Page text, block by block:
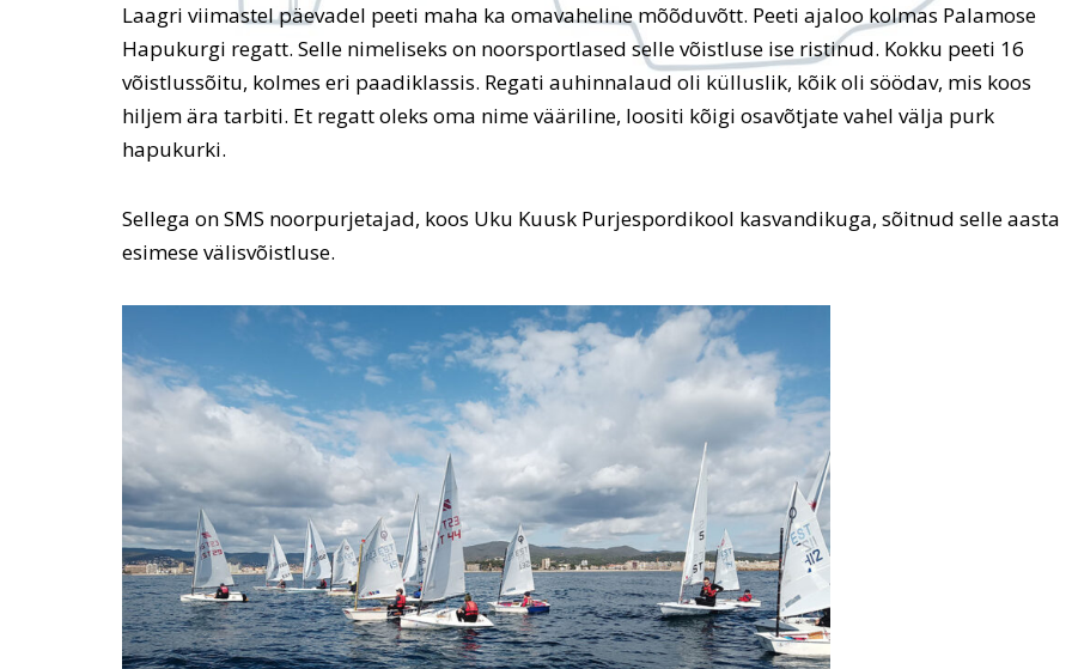
Laagri viimastel päevadel peeti maha ka omavaheline mõõduvõtt. Peeti ajaloo kolmas Palamose
Hapukurgi regatt. Selle nimeliseks on noorsportlased selle võistluse ise ristinud. Kokku peeti 16
võistlussõitu, kolmes eri paadiklassis. Regati auhinnalaud oli külluslik, kõik oli söödav, mis koos
hiljem ära tarbiti. Et regatt oleks oma nime vääriline, loositi kõigi osavõtjate vahel välja purk
hapukurki.
Sellega on SMS noorpurjetajad, koos Uku Kuusk Purjespordikool kasvandikuga, sõitnud selle aasta
esimese välisvõistluse.